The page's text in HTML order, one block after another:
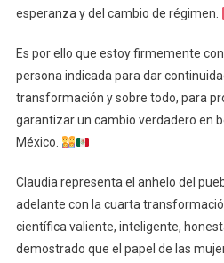
esperanza y del cambio de régimen.
Es por ello que estoy firmemente
persona indicada para dar
transformación y sobre todo, para
garantizar un cambio verdadero en
México.
Claudia representa el anhelo del
adelante con la cuarta
científica valiente, inteligente,
demostrado que el papel de las